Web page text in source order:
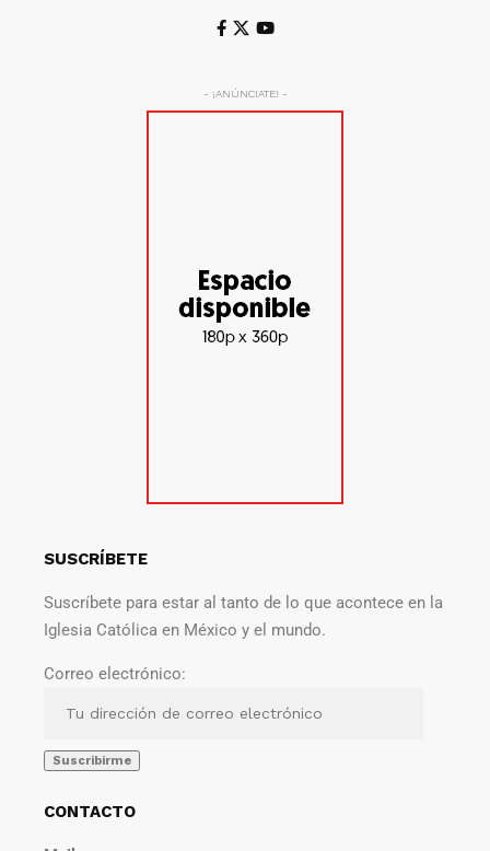
- ¡ANÚNCIATE! -
SUSCRÍBETE
Suscríbete para estar al tanto de lo que acontece en la
Iglesia Católica en México y el mundo.
Correo electrónico:
CONTACTO